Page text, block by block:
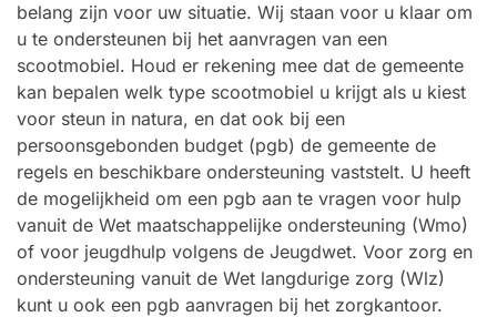
belang zijn voor uw situatie. Wij staan voor u klaar om
u te ondersteunen bij het aanvragen van een
scootmobiel. Houd er rekening mee dat de gemeente
kan bepalen welk type scootmobiel u krijgt als u kiest
voor steun in natura, en dat ook bij een
persoonsgebonden budget (pgb) de gemeente de
regels en beschikbare ondersteuning vaststelt. U heeft
de mogelijkheid om een pgb aan te vragen voor hulp
vanuit de Wet maatschappelijke ondersteuning (Wmo)
of voor jeugdhulp volgens de Jeugdwet. Voor zorg en
ondersteuning vanuit de Wet langdurige zorg (Wlz)
kunt u ook een pgb aanvragen bij het zorgkantoor.